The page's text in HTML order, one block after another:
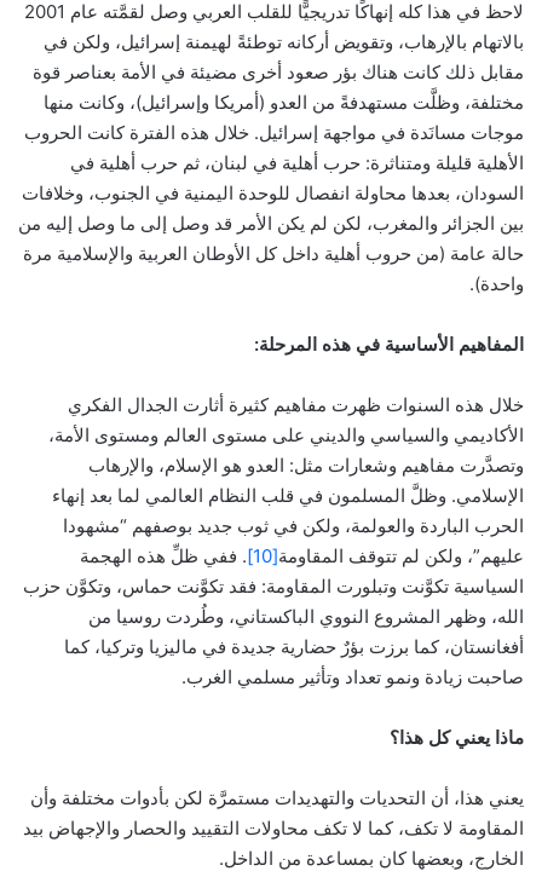
لاحظ في هذا كله إنهاكًا تدريجيًّا للقلب العربي وصل لقمَّته عام 2001
بالاتهام بالإرهاب، وتقويض أركانه توطئةً لهيمنة إسرائيل، ولكن في
مقابل ذلك كانت هناك بؤر صعود أخرى مضيئة في الأمة بعناصر قوة
مختلفة، وظلَّت مستهدفةً من العدو (أمريكا وإسرائيل)، وكانت منها
موجات مسانَدة في مواجهة إسرائيل. خلال هذه الفترة كانت الحروب
الأهلية قليلة ومتناثرة: حرب أهلية في لبنان، ثم حرب أهلية في
السودان، بعدها محاولة انفصال للوحدة اليمنية في الجنوب، وخلافات
بين الجزائر والمغرب، لكن لم يكن الأمر قد وصل إلى ما وصل إليه من
حالة عامة (من حروب أهلية داخل كل الأوطان العربية والإسلامية مرة
واحدة).
المفاهيم الأساسية في هذه المرحلة:
خلال هذه السنوات ظهرت مفاهيم كثيرة أثارت الجدال الفكري
الأكاديمي والسياسي والديني على مستوى العالم ومستوى الأمة،
وتصدَّرت مفاهيم وشعارات مثل: العدو هو الإسلام، والإرهاب
الإسلامي. وظلَّ المسلمون في قلب النظام العالمي لما بعد إنهاء
الحرب الباردة والعولمة، ولكن في ثوب جديد بوصفهم “مشهودا
عليهم”، ولكن لم تتوقف المقاومة[10]
. ففي ظلِّ هذه الهجمة
السياسية تكوَّنت وتبلورت المقاومة: فقد تكوَّنت حماس، وتكوَّن حزب
الله، وظهر المشروع النووي الباكستاني، وطُردت روسيا من
أفغانستان، كما برزت بؤرٌ حضارية جديدة في ماليزيا وتركيا، كما
صاحبت زيادة ونمو تعداد وتأثير مسلمي الغرب.
ماذا يعني كل هذا؟
يعني هذا، أن التحديات والتهديدات مستمرَّة لكن بأدوات مختلفة وأن
المقاومة لا تكف، كما لا تكف محاولات التقييد والحصار والإجهاض بيد
الخارج، وبعضها كان بمساعدة من الداخل.